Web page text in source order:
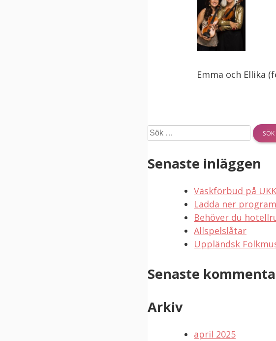
Emma och Ellika
Sök
efter:
Senaste inläggen
Väskförbud på UKK
Ladda ner
Behöver du
Allspelslåtar
Uppländsk
Senaste
Arkiv
april 2025